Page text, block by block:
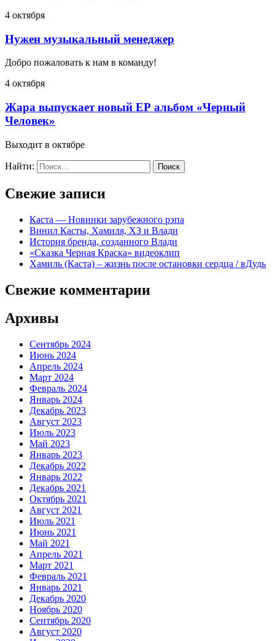
4 октября
Нужен музыкальный менеджер
Добро пожаловать к нам в команду!
4 октября
Жара выпускает новый ЕР альбом «Черный
Человек»
Выходит в октябре
Найти:
Свежие записи
Каста — Новинки зарубежного рэпа
Винил Касты, Хамиля, ХЗ и Влади
История бренда, созданного Влади
«Сказка Черная Краска» видеоклип
Хамиль (Каста) – жизнь после остановки сердца / вДудь
Свежие комментарии
Архивы
Сентябрь 2024
Июнь 2024
Апрель 2024
Март 2024
Февраль 2024
Январь 2024
Декабрь 2023
Август 2023
Июль 2023
Май 2023
Январь 2023
Декабрь 2022
Январь 2022
Декабрь 2021
Октябрь 2021
Август 2021
Июль 2021
Июнь 2021
Май 2021
Апрель 2021
Март 2021
Февраль 2021
Январь 2021
Декабрь 2020
Ноябрь 2020
Сентябрь 2020
Август 2020